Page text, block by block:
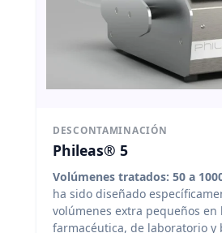
DESCONTAMINACIÓN
Phileas® 5
Volúmenes tratados: 50 a
ha sido diseñado
volúmenes extra pequeños
farmacéutica, de laboratorio y